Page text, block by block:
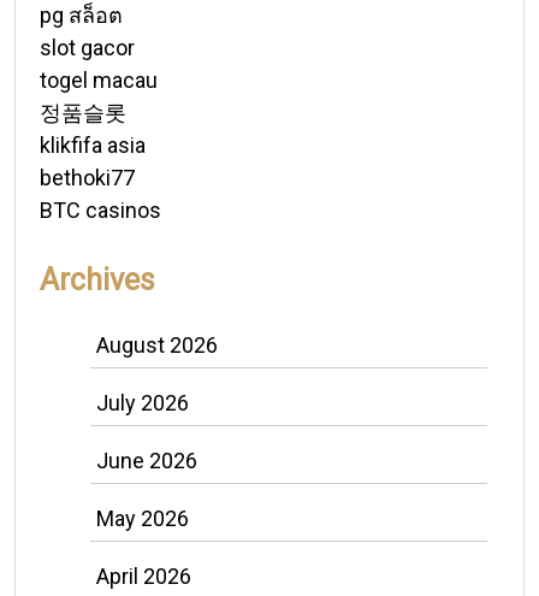
pg สล็อต
slot gacor
togel macau
정품슬롯
klikfifa asia
bethoki77
BTC casinos
Archives
August 2026
July 2026
June 2026
May 2026
April 2026